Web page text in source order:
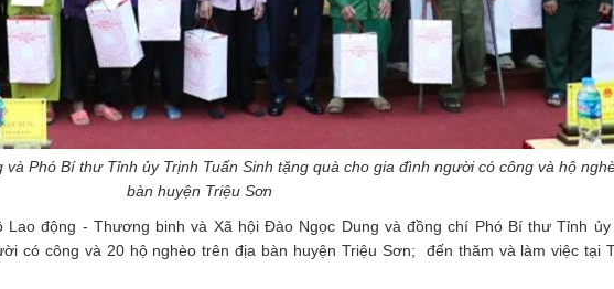
Phó Bí thư Tỉnh ủy Trịnh Tuấn Sinh tặng quà cho gia đình người có công và hộ
bàn huyện Triệu Sơn
Lao động - Thương binh và Xã hội Đào Ngọc Dung và đồng chí Phó Bí thư Tỉnh ủy
có công và 20 hộ nghèo trên địa bàn huyện Triệu Sơn; đến thăm và làm việc tại